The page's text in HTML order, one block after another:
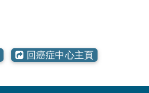
回癌症中心主頁